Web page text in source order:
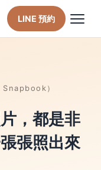
LINE 預約
Snapbook）
，都是非
張照出來